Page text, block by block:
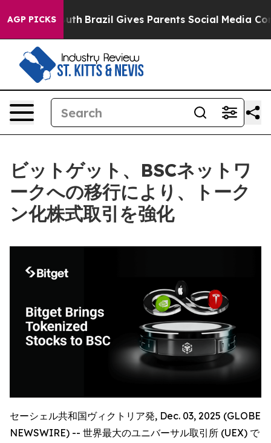
AGP PICKS
to Youth Brazil Gives Parents Social Media Controls
ビットゲット、BSCネットワ
ークへの移行により、トーク
ン化株式取引を強化
セーシェル共和国ヴィクトリア発, Dec. 03, 2025 (GLOBE
NEWSWIRE) -- 世界最大のユニバーサル取引所 (UEX) で